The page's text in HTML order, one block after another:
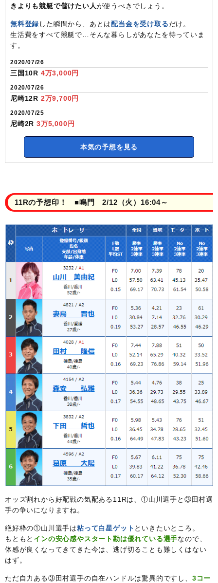
きよりも競艇で儲けたい人が使うべきでしょう。
無料登録 した瞬間から、あとは配当金を受け取るだけ。
生活費をすべて競艇で…そんな暮らしがあなたを待っていま
す。
2020/07/26
三国10R 4万3,000円
2020/07/26
尼崎12R 2万9,700円
2020/07/25
尼崎2R 3万5,000円
本気の予想を見る
11Rの予想印！ ■鳴門 2/12（火）16:04～
オッズ割れから好配戦の気配ある11Rは、①山川選手と③田村選
手の争いになりますね。
絶好枠の①山川選手は粘って白星ゲット といきたいところ。
もともと インの安心感やスタート勘は優れている選手なので、
体感が良くなってきてきた今は、逃げ切ることも難しくはない
はず。
ただ自力ある③田村選手の自在ハンドルは驚異的ですし、 3コー